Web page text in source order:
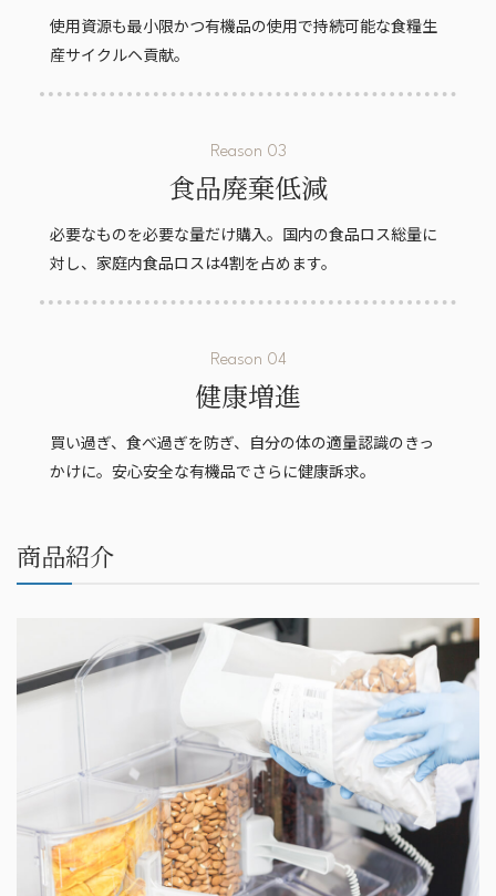
使用資源も最小限かつ有機品の使用で持続可能な食糧生
産サイクルヘ貢献。
Reason 03
食品廃棄低減
必要なものを必要な量だけ購入。国内の食品ロス総量に
対し、家庭内食品ロスは4割を占めます。
Reason 04
健康増進
買い過ぎ、食べ過ぎを防ぎ、自分の体の適量認識のきっ
かけに。安心安全な有機品でさらに健康訴求。
商品紹介